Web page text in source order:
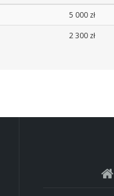
5 000 zł
2 300 zł